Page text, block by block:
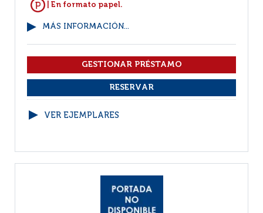
| En formato papel.
MÁS INFORMACIÓN...
VER EJEMPLARES